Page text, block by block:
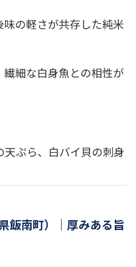
の軽さが共存した純米
細な白身魚との相性が
ぷら、白バイ貝の刺身
飯南町）｜厚みある旨